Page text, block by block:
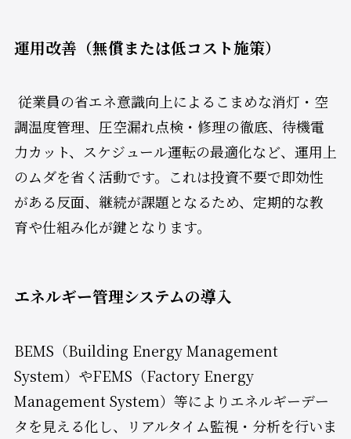
運用改善（無償または低コスト施策）
従業員の省エネ意識向上によるこまめな消灯・空
調温度管理、圧空漏れ点検・修理の徹底、待機電
力カット、スケジュール運転の最適化など、運用上
のムダを省く活動です。これは投資不要で即効性
がある反面、継続が課題となるため、定期的な教
育や仕組み化が鍵となります。
エネルギー管理システムの導入
BEMS（Building Energy Management
System）やFEMS（Factory Energy
Management System）等によりエネルギーデー
タを見える化し、リアルタイム監視・分析を行いま